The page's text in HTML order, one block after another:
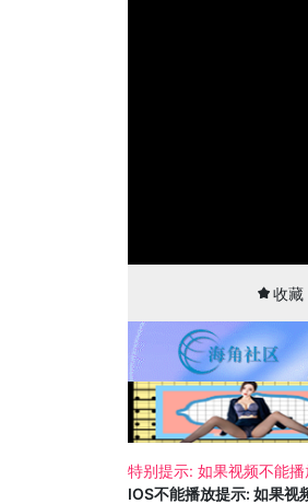
收藏
特别提示: 如果视频不能
IOS不能播放提示: 如果视